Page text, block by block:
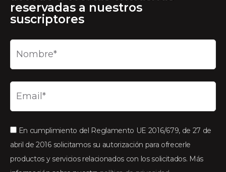
reservadas a nuestros
suscriptores
En cumplimiento del Reglamento UE 2016/679, de 27 de
abril de 2016 solicitamos su autorización para ofrecerle
productos y servicios relacionados con los solicitados. Más